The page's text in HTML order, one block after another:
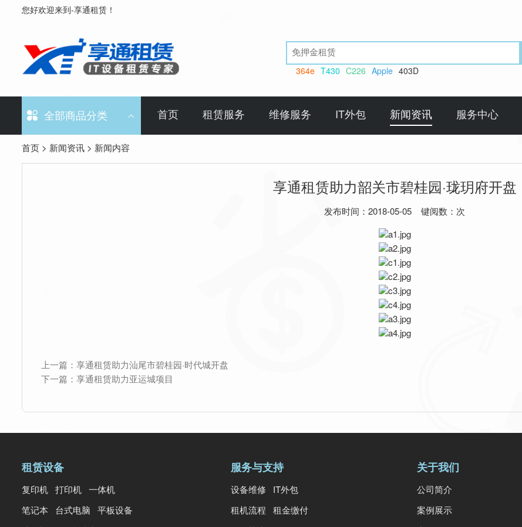
您好欢迎来到-享通租赁！
364e T430 C226 Apple 403D
 全部商品分类  首页 租赁服务 维修服务 IT外包 新闻资讯 服务中心
首页 > 新闻资讯 > 新闻内容
享通租赁助力韶关市碧桂园·珑玥府开盘
发布时间：2018-05-05 键阅数： 次
上一篇：享通租赁助力汕尾市碧桂园·时代城开盘
下一篇：享通租赁助力亚运城项目
租赁设备
复印机 打印机 一体机
笔记本 台式电脑 平板设备
服务与支持
设备维修 IT外包
租机流程 租金缴付
关于我们
公司简介
案例展示